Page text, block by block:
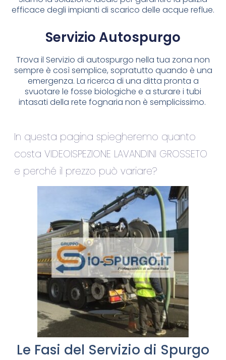
efficace degli impianti di scarico delle acque reflue.
Servizio Autospurgo
Trova il Servizio di autospurgo nella tua zona non
sempre è così semplice, sopratutto quando è una
emergenza. La ricerca di una ditta pronta a
svuotare le fosse biologiche e a sturare i tubi
intasati della rete fognaria non è semplicissimo.
In questa pagina spiegheremo quanto
costa VIDEOISPEZIONE LAVANDINI GROSSETO
e perché il prezzo può variare?
Le Fasi del Servizio di Spurgo